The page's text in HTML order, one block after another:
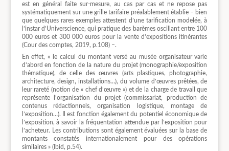
est en général faite sur-mesure, au cas par cas et ne repose pas
systématiquement sur une grille tarifaire préalablement établie – bien
que quelques rares exemples attestent d’une tarification modelée, à
l’instar d’Universcience, qui pratique des barèmes oscillant entre 100
000 euros et 300 000 euros pour la vente d’expositions itinérantes
(Cour des comptes, 2019, p.108) –.
En effet, « le calcul du montant versé au musée organisateur varie
d’abord en fonction de la nature du projet (monographie/exposition
thématique), de celle des œuvres (arts plastiques, photographie,
architecture, design, installations…), du volume d’œuvres prêtées, de
leur rareté (notion de « chef d’œuvre ») et de la charge de travail que
représente l’organisation du projet (commissariat, production de
contenus rédactionnels, organisation logistique, montage de
l’exposition…). Il est fonction également du potentiel économique de
l’exposition, à savoir la fréquentation attendue par l’exposition pour
l’acheteur. Les contributions sont également évaluées sur la base de
montants constatés internationalement pour des opérations
similaires » (Ibid, p.54).